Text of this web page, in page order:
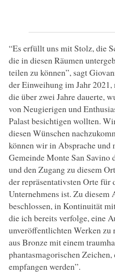
“Es erfüllt uns mit Stolz, die
die in diesen Räumen
teilen zu können”, sagt
der Einweihung im Jahr
die über zwei Jahre dauerte,
von Neugierigen und
Palast besichtigen wollten.
diesen Wünschen
können wir in Absprache und
Gemeinde Monte San
und den Zugang zu diesem
der repräsentativsten Orte für
Unternehmens ist. Zu diesem
beschlossen, in Kontinuität
die ich bereits verfolge, eine
unveröffentlichten Werken zu
aus Bronze mit einem
phantasmagorischen Zeichen,
empfangen werden”.